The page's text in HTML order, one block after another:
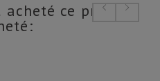
ce produit